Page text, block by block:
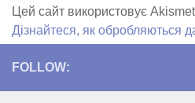
Цей сайт використовує
Дізнайтеся, як обробляються
FOLLOW: